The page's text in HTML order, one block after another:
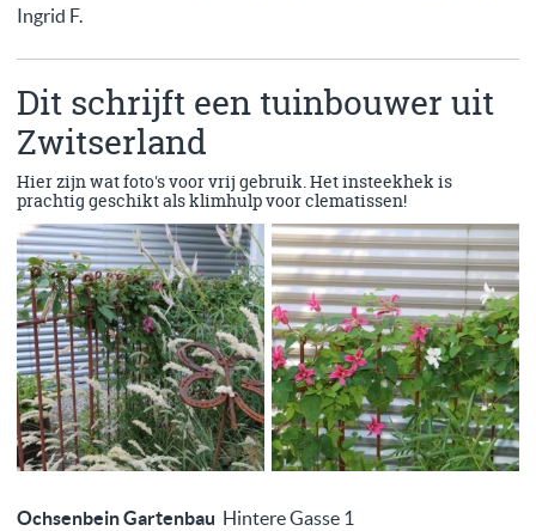
Ingrid F.
Dit schrijft een tuinbouwer uit
Zwitserland
Hier zijn wat foto's voor vrij gebruik. Het insteekhek is
prachtig geschikt als klimhulp voor clematissen!
Ochsenbein Gartenbau Hintere Gasse 1